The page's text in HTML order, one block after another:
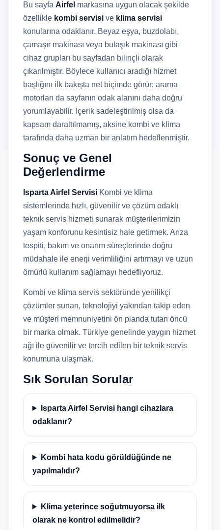
Bu sayfa Airfel markasına uygun olacak şekilde
özellikle kombi servisi ve klima servisi
konularına odaklanır. Beyaz eşya, buzdolabı,
çamaşır makinası veya bulaşık makinası gibi
cihaz grupları bu sayfadan bilinçli olarak
çıkarılmıştır. Böylece kullanıcı aradığı hizmet
başlığını ilk bakışta net biçimde görür; arama
motorları da sayfanın odak alanını daha doğru
yorumlayabilir. İçerik sadeleştirilmiş olsa da
kapsam daraltılmamış, aksine kombi ve klima
tarafında daha uzman bir anlatım hedeflenmiştir.
Sonuç ve Genel
Değerlendirme
Isparta Airfel Servisi Kombi ve klima
sistemlerinde hızlı, güvenilir ve çözüm odaklı
teknik servis hizmeti sunarak müşterilerimizin
yaşam konforunu kesintisiz hale getirmek. Arıza
tespiti, bakım ve onarım süreçlerinde doğru
müdahale ile enerji verimliliğini artırmayı ve uzun
ömürlü kullanım sağlamayı hedefliyoruz.
Kombi ve klima servis sektöründe yenilikçi
çözümler sunan, teknolojiyi yakından takip eden
ve müşteri memnuniyetini ön planda tutan öncü
bir marka olmak. Türkiye genelinde yaygın hizmet
ağı ile güvenilir ve tercih edilen bir teknik servis
konumuna ulaşmak.
Sık Sorulan Sorular
Isparta Airfel Servisi hangi cihazlara
odaklanır?
Kombi hata kodu görüldüğünde ne
yapılmalıdır?
Klima yeterince soğutmuyorsa ilk
olarak ne kontrol edilmelidir?